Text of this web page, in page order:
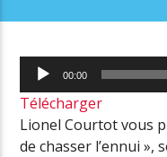
Lecteur
audio
00:00
Télécharger
Lionel Courtot vous
de chasser l’ennui »,